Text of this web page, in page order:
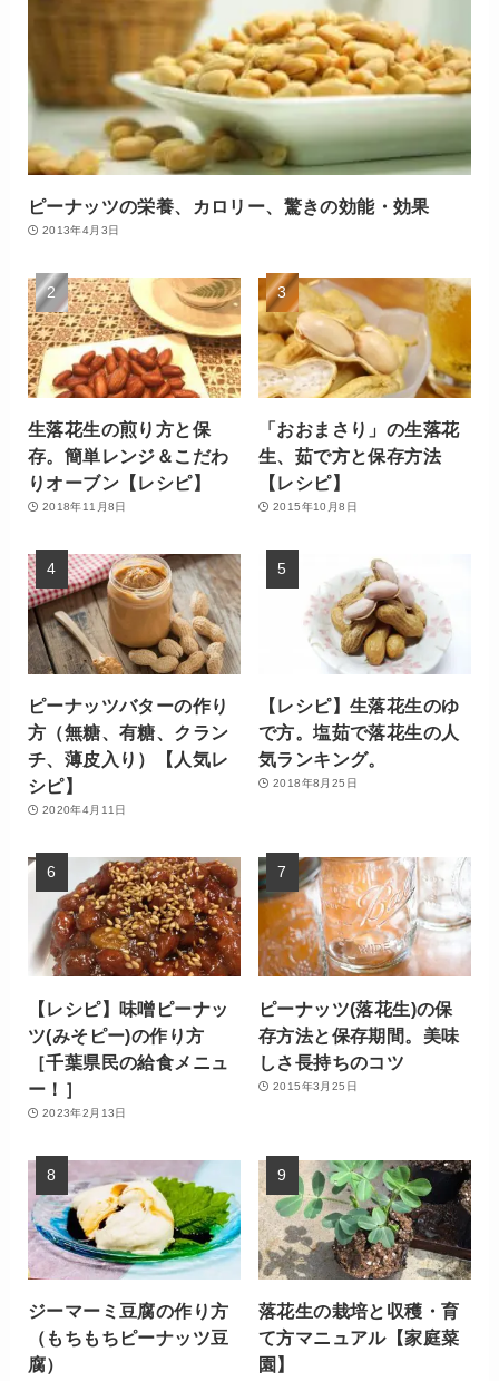
ピーナッツの栄養、カロリー、驚きの効能・効果
2013年4月3日
生落花生の煎り方と保
存。簡単レンジ＆こだわ
りオーブン【レシピ】
2018年11月8日
「おおまさり」の生落花
生、茹で方と保存方法
【レシピ】
2015年10月8日
ピーナッツバターの作り
方（無糖、有糖、クラン
チ、薄皮入り）【人気レ
シピ】
2020年4月11日
【レシピ】生落花生のゆ
で方。塩茹で落花生の人
気ランキング。
2018年8月25日
【レシピ】味噌ピーナッ
ツ(みそピー)の作り方
［千葉県民の給食メニュ
ー！］
2023年2月13日
ピーナッツ(落花生)の保
存方法と保存期間。美味
しさ長持ちのコツ
2015年3月25日
ジーマーミ豆腐の作り方
（もちもちピーナッツ豆
腐）
落花生の栽培と収穫・育
て方マニュアル【家庭菜
園】